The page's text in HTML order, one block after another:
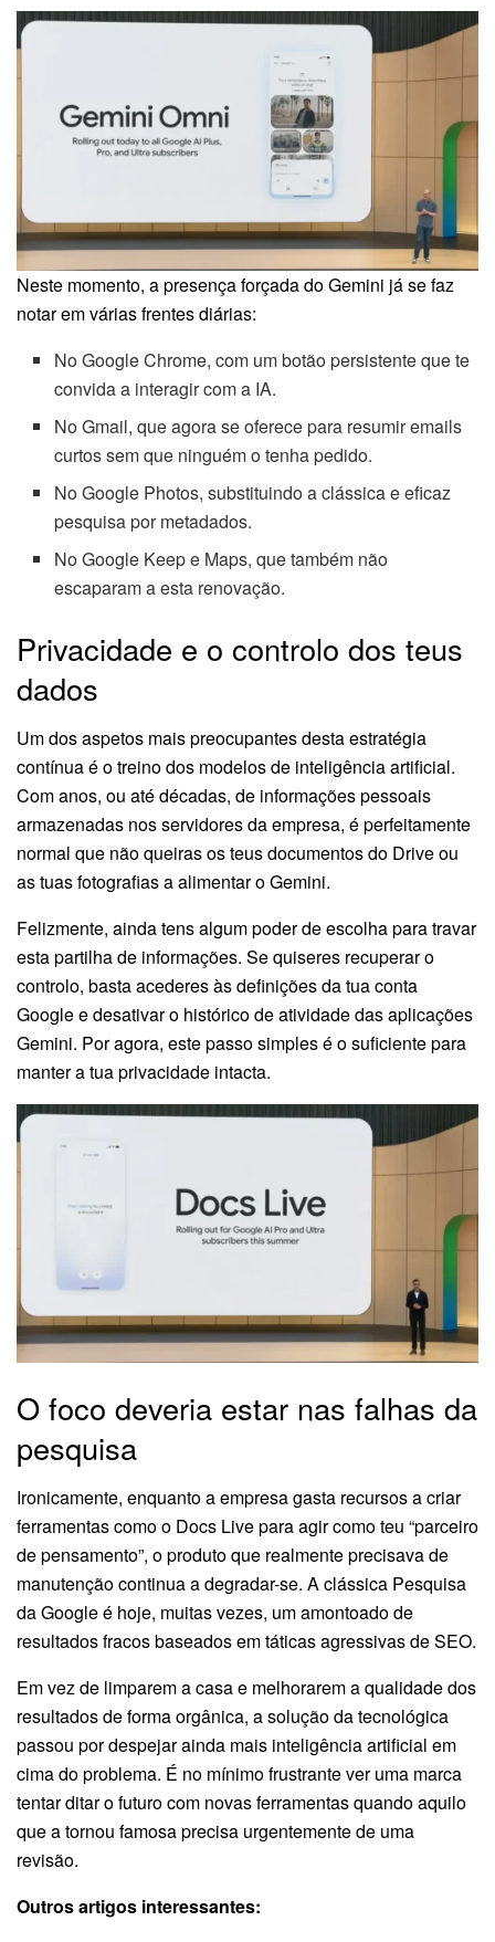
Neste momento, a presença forçada do Gemini já se faz
notar em várias frentes diárias:
No Google Chrome, com um botão persistente que te
convida a interagir com a IA.
No Gmail, que agora se oferece para resumir emails
curtos sem que ninguém o tenha pedido.
No Google Photos, substituindo a clássica e eficaz
pesquisa por metadados.
No Google Keep e Maps, que também não
escaparam a esta renovação.
Privacidade e o controlo dos teus
dados
Um dos aspetos mais preocupantes desta estratégia
contínua é o treino dos modelos de inteligência artificial.
Com anos, ou até décadas, de informações pessoais
armazenadas nos servidores da empresa, é perfeitamente
normal que não queiras os teus documentos do Drive ou
as tuas fotografias a alimentar o Gemini.
Felizmente, ainda tens algum poder de escolha para travar
esta partilha de informações. Se quiseres recuperar o
controlo, basta acederes às definições da tua conta
Google e desativar o histórico de atividade das aplicações
Gemini. Por agora, este passo simples é o suficiente para
manter a tua privacidade intacta.
O foco deveria estar nas falhas da
pesquisa
Ironicamente, enquanto a empresa gasta recursos a criar
ferramentas como o Docs Live para agir como teu “parceiro
de pensamento”, o produto que realmente precisava de
manutenção continua a degradar-se. A clássica Pesquisa
da Google é hoje, muitas vezes, um amontoado de
resultados fracos baseados em táticas agressivas de SEO.
Em vez de limparem a casa e melhorarem a qualidade dos
resultados de forma orgânica, a solução da tecnológica
passou por despejar ainda mais inteligência artificial em
cima do problema. É no mínimo frustrante ver uma marca
tentar ditar o futuro com novas ferramentas quando aquilo
que a tornou famosa precisa urgentemente de uma
revisão.
Outros artigos interessantes: